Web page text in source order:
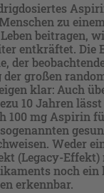
zu
beitragen,
entkräftet. Die
der
der großen
klar: Auch
10 Jahren
100 mg Aspirin
Weder
(Legacy-Effekt)
noch
erkennbar.